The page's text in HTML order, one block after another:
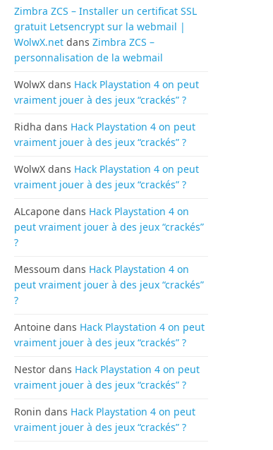
Zimbra ZCS – Installer un certificat SSL
gratuit Letsencrypt sur la webmail |
WolwX.net dans Zimbra ZCS –
personnalisation de la webmail
WolwX dans Hack Playstation 4 on peut
vraiment jouer à des jeux “crackés” ?
Ridha dans Hack Playstation 4 on peut
vraiment jouer à des jeux “crackés” ?
WolwX dans Hack Playstation 4 on peut
vraiment jouer à des jeux “crackés” ?
ALcapone dans Hack Playstation 4 on
peut vraiment jouer à des jeux “crackés”
?
Messoum dans Hack Playstation 4 on
peut vraiment jouer à des jeux “crackés”
?
Antoine dans Hack Playstation 4 on peut
vraiment jouer à des jeux “crackés” ?
Nestor dans Hack Playstation 4 on peut
vraiment jouer à des jeux “crackés” ?
Ronin dans Hack Playstation 4 on peut
vraiment jouer à des jeux “crackés” ?